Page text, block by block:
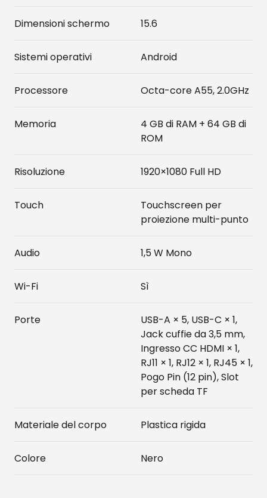
Dimensioni schermo 15.6
Sistemi operativi Android
Processore Octa-core A55, 2.0GHz
Memoria
4 GB di RAM + 64 GB di
ROM
Risoluzione 1920×1080 Full HD
Touch
Touchscreen per
proiezione multi-punto
Audio 1,5 W Mono
Wi-Fi Sì
Porte
USB-A × 5, USB-C × 1,
Jack cuffie da 3,5 mm,
Ingresso CC HDMI × 1,
RJ11 × 1, RJ12 × 1, RJ45 × 1,
Pogo Pin (12 pin), Slot
per scheda TF
Materiale del corpo Plastica rigida
Colore Nero